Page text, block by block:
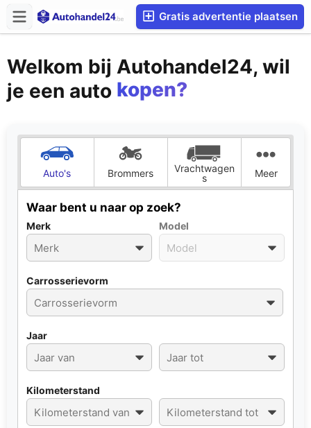
Gratis advertentie plaatsen
Welkom bij Autohandel24, wil
je een auto kopen?
ruilen?
huren?
kopen?
Auto's Brommers
Vrachtwagen
s
Meer
Waar bent u naar op zoek?
Merk Model
Carrosserievorm
Jaar
Kilometerstand